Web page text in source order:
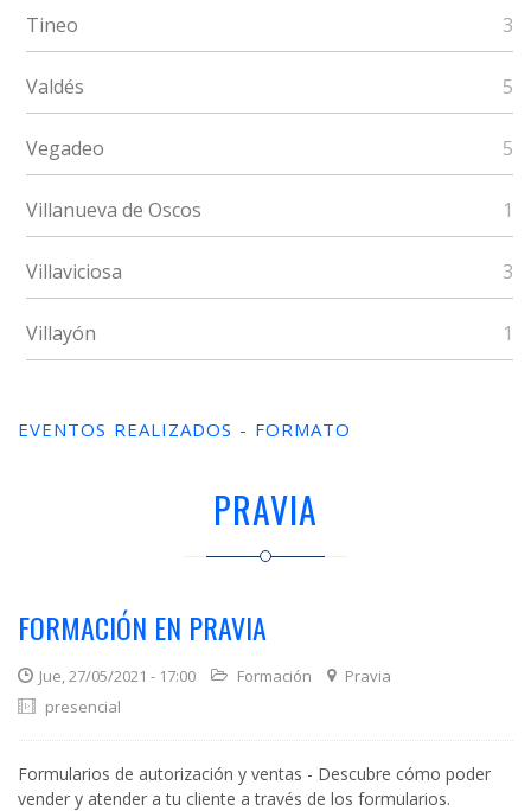
Tineo 3
Valdés 5
Vegadeo 5
Villanueva de Oscos 1
Villaviciosa 3
Villayón 1
EVENTOS REALIZADOS - FORMATO
PRAVIA
FORMACIÓN EN PRAVIA
Jue, 27/05/2021 - 17:00 Formación
Pravia
presencial
Formularios de autorización y ventas - Descubre cómo poder
vender y atender a tu cliente a través de los formularios.